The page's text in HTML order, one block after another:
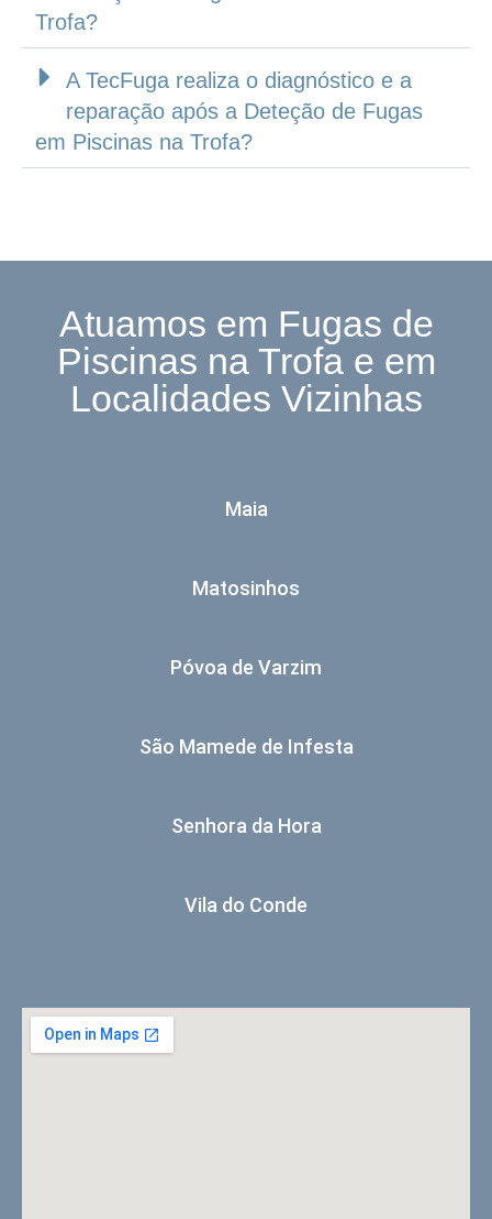
Trofa?
A TecFuga realiza o diagnóstico e a
reparação após a Deteção de Fugas
em Piscinas na Trofa?
Atuamos em Fugas de
Piscinas na Trofa e em
Localidades Vizinhas
Maia
Matosinhos
Póvoa de Varzim
São Mamede de Infesta
Senhora da Hora
Vila do Conde